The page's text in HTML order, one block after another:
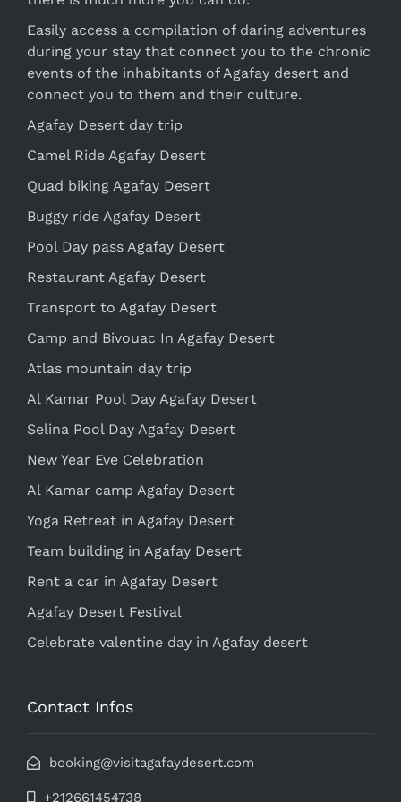
Easily access a compilation of daring adventures
during your stay that connect you to the chronic
events of the inhabitants of Agafay desert and
connect you to them and their culture.
Agafay Desert day trip
Camel Ride Agafay Desert
Quad biking Agafay Desert
Buggy ride Agafay Desert
Pool Day pass Agafay Desert
Restaurant Agafay Desert
Transport to Agafay Desert
Camp and Bivouac In Agafay Desert
Atlas mountain day trip
Al Kamar Pool Day Agafay Desert
Selina Pool Day Agafay Desert
New Year Eve Celebration
Al Kamar camp Agafay Desert
Yoga Retreat in Agafay Desert
Team building in Agafay Desert
Rent a car in Agafay Desert
Agafay Desert Festival
Celebrate valentine day in Agafay desert
Contact Infos
booking@visitagafaydesert.com
+212661454738